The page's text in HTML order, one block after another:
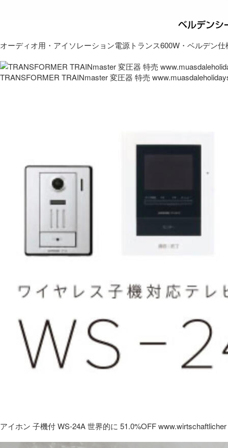
オーディオ用・アイソレーション電源トランス600W・ベルデン仕
TRANSFORMER TRAINmaster 変圧器 特売
アイホン 子機付 WS-24A 世界的に 51.0%OFF www.wirtschaftlicher